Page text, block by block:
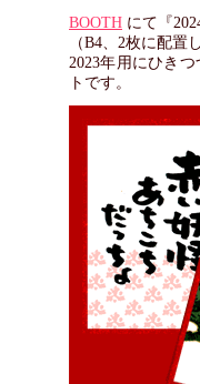
BOOTH にて『
（B4、2枚に配
2023年用にひき
トです。